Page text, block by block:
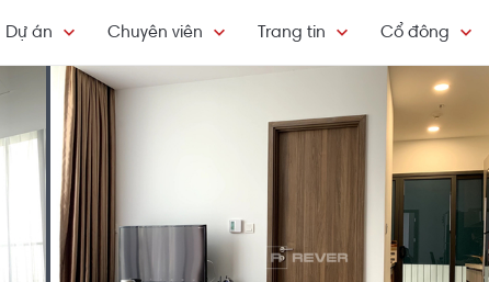
Dự án Chuyên viên Trang tin Cổ đông